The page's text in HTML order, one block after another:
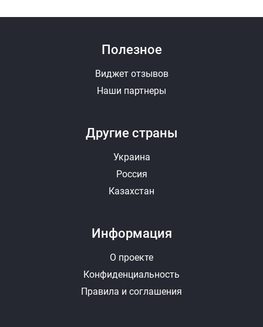
Другие страны
Украина
Россия
Казахстан
Полезное
Виджет отзывов
Наши партнеры
Информация
О проекте
Конфиденциальность
Правила и соглашения